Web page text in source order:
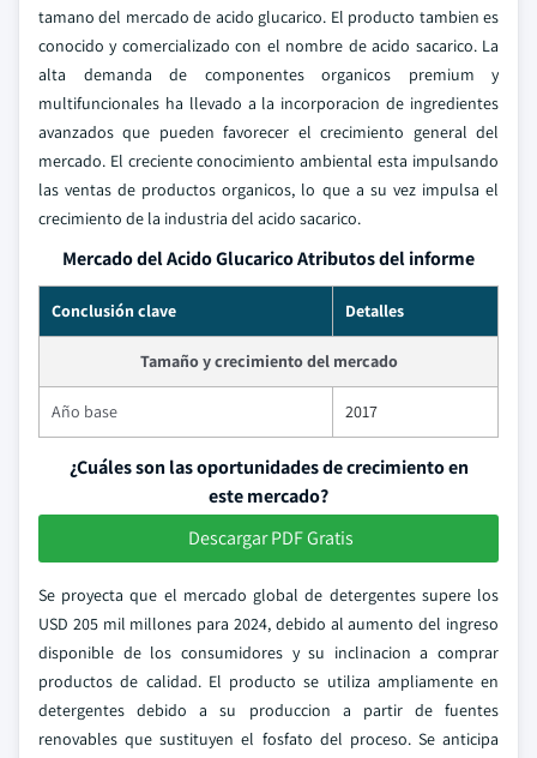
tamano del mercado de acido glucarico. El producto tambien es
conocido y comercializado con el nombre de acido sacarico. La
alta demanda de componentes organicos premium y
multifuncionales ha llevado a la incorporacion de ingredientes
avanzados que pueden favorecer el crecimiento general del
mercado. El creciente conocimiento ambiental esta impulsando
las ventas de productos organicos, lo que a su vez impulsa el
crecimiento de la industria del acido sacarico.
Mercado del Acido Glucarico Atributos del informe
Conclusión clave Detalles
Tamaño y crecimiento del mercado
Año base 2017
¿Cuáles son las oportunidades de crecimiento en
este mercado?
Descargar PDF Gratis
Se proyecta que el mercado global de detergentes supere los
USD 205 mil millones para 2024, debido al aumento del ingreso
disponible de los consumidores y su inclinacion a comprar
productos de calidad. El producto se utiliza ampliamente en
detergentes debido a su produccion a partir de fuentes
renovables que sustituyen el fosfato del proceso. Se anticipa